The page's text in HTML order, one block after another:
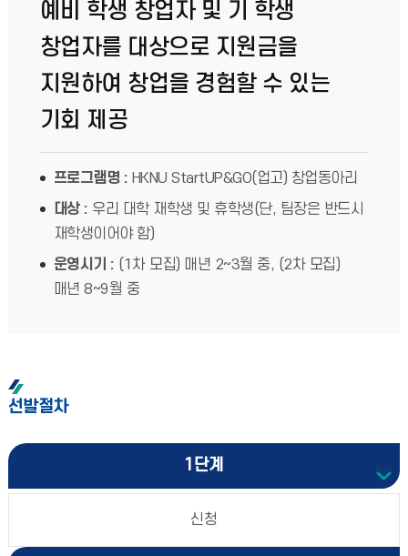
예비 학생 창업자 및 기 학생
창업자를 대상으로 지원금을
지원하여 창업을 경험할 수 있는
기회 제공
프로그램명 : HKNU StartUP&GO(업고) 창업동아리
대상 : 우리 대학 재학생 및 휴학생(단, 팀장은 반드시
재학생이어야 함)
운영시기 : (1차 모집) 매년 2~3월 중, (2차 모집)
매년 8~9월 중
선발절차
1단계
신청